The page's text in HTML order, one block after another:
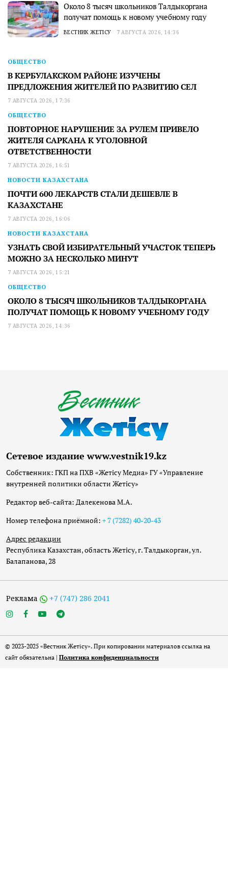
Около 8 тысяч школьников Талдыкоргана
получат помощь к новому учебному году
ВЕСТНИК ЖЕТІСУ 7 АВГУСТА 2026, 14:36
ОБЩЕСТВО
В КЕРБУЛАКСКОМ РАЙОНЕ ИЗУЧЕНЫ
ПРЕДЛОЖЕНИЯ ЖИТЕЛЕЙ ПО РАЗВИТИЮ СЕЛ
7 АВГУСТА 2026, 17:36
ОБЩЕСТВО
ПОВТОРНОЕ НАРУШЕНИЕ ЗА РУЛЕМ ПРИВЕЛО
ЖИТЕЛЯ САРКАНА К УГОЛОВНОЙ
ОТВЕТСТВЕННОСТИ
7 АВГУСТА 2026, 16:51
НОВОСТИ КАЗАХСТАНА
ПОЧТИ 600 ЛЕКАРСТВ СТАЛИ ДЕШЕВЛЕ В
КАЗАХСТАНЕ
7 АВГУСТА 2026, 16:06
НОВОСТИ КАЗАХСТАНА
УЗНАТЬ СВОЙ ИЗБИРАТЕЛЬНЫЙ УЧАСТОК ТЕПЕРЬ
МОЖНО ЗА НЕСКОЛЬКО МИНУТ
7 АВГУСТА 2026, 15:21
ОБЩЕСТВО
ОКОЛО 8 ТЫСЯЧ ШКОЛЬНИКОВ ТАЛДЫКОРГАНА
ПОЛУЧАТ ПОМОЩЬ К НОВОМУ УЧЕБНОМУ ГОДУ
7 АВГУСТА 2026, 14:36
Сетевое издание www.vestnik19.kz
Собственник: ГКП на ПХВ «Жетісу Медиа» ГУ «Управление
внутренней политики области Жетісу»
Редактор веб-сайта: Далекенова М.А.
Номер телефона приёмной: + 7 (7282) 40-20-43
Адрес редакции
Республика Казахстан, область Жетісу, г. Талдыкорган, ул.
Балапанова, 28
Реклама +7 (747) 286 2041
© 2023-2025 «Вестник Жетісу». При копировании материалов ссылка на
сайт обязательна | Политика конфиденциальности